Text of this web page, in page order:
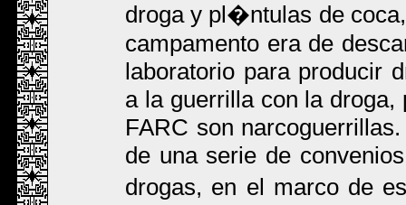
droga y pl�ntulas de
campamento era de
laboratorio para producir
a la guerrilla con la
FARC son
de una serie de
drogas, en el marco de